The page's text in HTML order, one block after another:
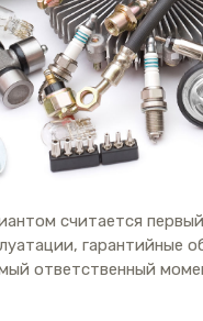
считается
гарантийные
ответственный